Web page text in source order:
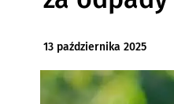
13 października 2025